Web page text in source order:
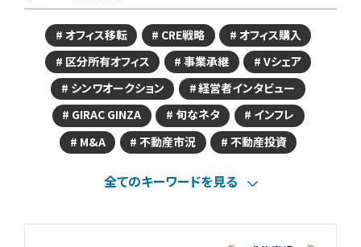
オフィス移転 CRE戦略
オフィス購入
区分所有オフィス
事業承継
Vシェア
シンワオークション
経営者インタビュー
GIRAC GINZA
旬なネタ
インフレ
M&A
不動産市況 不動産投資
全てのキーワードを見る